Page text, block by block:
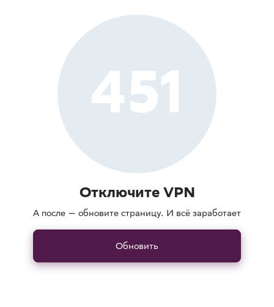
451
Отключите VPN
А после — обновите страницу. И всё заработает
Обновить